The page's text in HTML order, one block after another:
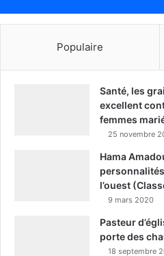
Populaire
Santé, les
excellent
femmes
25 novembre
Hama
l’ouest
9 mars 2020
Pasteur
porte des
18 septembre